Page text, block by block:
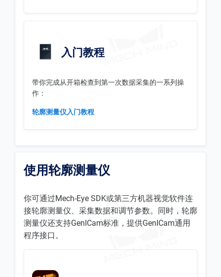
入门教程
带你完成从开箱检查到第一次数据采集的一系列操
作：
轮廓测量仪入门教程
使用轮廓测量仪
你可通过Mech-Eye SDK或第三方机器视觉软件连
接轮廓测量仪、采集数据和调节参数。同时，轮廓
测量仪还支持GenICam标准，提供GenICam通用
程序接口。